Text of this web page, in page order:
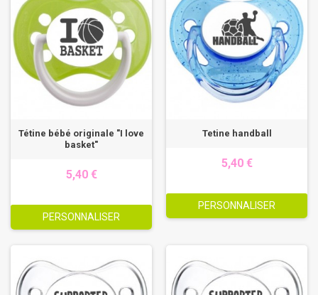
Tétine bébé originale "I love
basket"
5,40 €
PERSONNALISER
Tetine handball
5,40 €
PERSONNALISER